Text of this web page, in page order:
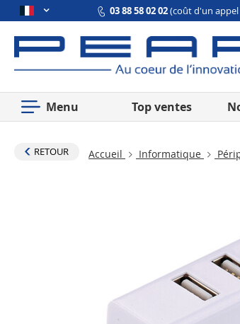
03 88 58 02 02(coût d'un appel
Menu Top ventes
RETOUR Accueil Informatique